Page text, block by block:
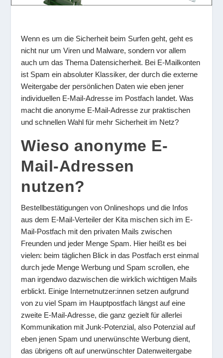
Wenn es um die Sicherheit beim Surfen geht, geht es
nicht nur um Viren und Malware, sondern vor allem
auch um das Thema Datensicherheit. Bei E-Mailkonten
ist Spam ein absoluter Klassiker, der durch die externe
Weitergabe der persönlichen Daten wie eben jener
individuellen E-Mail-Adresse im Postfach landet. Was
macht die anonyme E-Mail-Adresse zur praktischen
und schnellen Wahl für mehr Sicherheit im Netz?
Wieso anonyme E-
Mail-Adressen
nutzen?
Bestellbestätigungen von Onlineshops und die Infos
aus dem E-Mail-Verteiler der Kita mischen sich im E-
Mail-Postfach mit den privaten Mails zwischen
Freunden und jeder Menge Spam. Hier heißt es bei
vielen: beim täglichen Blick in das Postfach erst einmal
durch jede Menge Werbung und Spam scrollen, ehe
man irgendwo dazwischen die wirklich wichtigen Mails
erblickt. Einige Internetnutzer:innen setzen aufgrund
von zu viel Spam im Hauptpostfach längst auf eine
zweite E-Mail-Adresse, die ganz gezielt für allerlei
Kommunikation mit Junk-Potenzial, also Potenzial auf
eben jenen Spam und unerwünschte Werbung dient,
das übrigens oft auf unerwünschter Datenweitergabe